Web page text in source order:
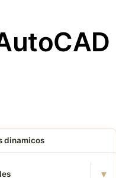
dinamicos
▾